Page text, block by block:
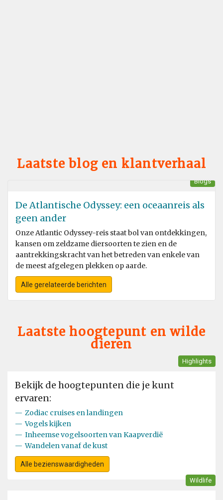
Laatste blog en klantverhaal
Blogs
De Atlantische Odyssey: een oceaanreis als
geen ander
Onze Atlantic Odyssey-reis staat bol van ontdekkingen,
kansen om zeldzame diersoorten te zien en de
aantrekkingskracht van het betreden van enkele van
de meest afgelegen plekken op aarde.
Alle gerelateerde berichten
Laatste hoogtepunt en wilde
dieren
Highlights
Bekijk de hoogtepunten die je kunt
ervaren:
— Zodiac cruises en landingen
— Vogels kijken
— Inheemse vogelsoorten van Kaapverdië
— Wandelen vanaf de kust
Alle bezienswaardigheden
Wildlife